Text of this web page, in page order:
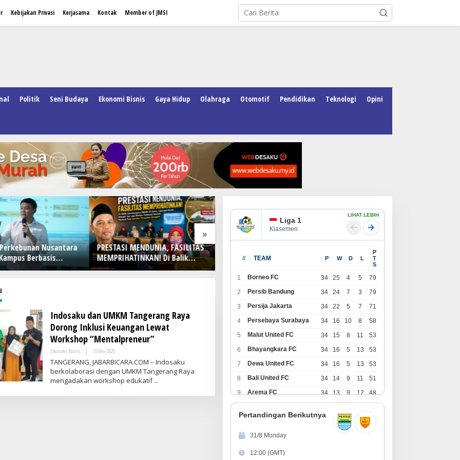
Kebijakan Privasi Kerjasama Kontak Member of JMSI
Politik Seni Budaya Ekonomi Bisnis Gaya Hidup Olahraga Otomotif Pendidikan Teknologi Opini
»
Nusantara
Berbasis
Arya Sandhiyudha
ITSI
PRESTASI MENDUNIA, FASILITAS
MEMPRIHATINKAN! Di Balik
Gemilangnya SMAN 26 Garut,
09 Kampung Negla Buktikan
Slogan, Warga Bersatu Sambut
HUT RI ke-81
Hadirkan BRIF Sunday Auto
Corner, BRI Finance Mudahkan
Warga Bali Wujudkan Mobil
Impian
Indosaku dan UMKM Tangerang Raya
Dorong Inklusi Keuangan Lewat
Workshop “Mentalpreneur”
Ekonomi Bisnis | 31 Mei 2025O
L
E
H
V
I
TANGERANG, JABARBICARA.COM – Indosaku
berkolaborasi dengan UMKM Tangerang Raya
mengadakan workshop edukatif
Liga 1
Klasemen
LIHAT LEBIH
# TEAM P W D L
P
T
S
1 Borneo FC 34 25 4 5
79
2
Persib Bandung 34 24 7 3
79
3
Persija Jakarta 34 22 5 7
71
4
Persebaya Surabaya 34 16 10 8
58
5
Malut United FC 34 15 8 11
53
6
Bhayangkara FC 34 16 5 13
53
7
Dewa United FC 34 16 5 13
53
8
Bali United FC 34 14 9 11
51
9
Arema FC 34 13 9 12
48
0
1
11 12 11
2
Persik Kediri
Pertandingan Berikutnya
31/8 Monday
12:00 (GMT)